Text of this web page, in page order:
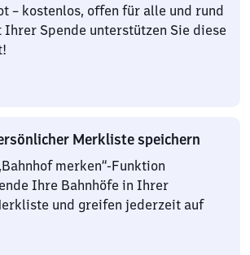
– kostenlos, offen für alle und rund
Ihrer Spende unterstützen Sie diese
Merkliste speichern
merken“-Funktion
Ihre Bahnhöfe in Ihrer
und greifen jederzeit auf